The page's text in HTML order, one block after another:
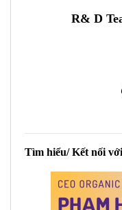
R& D
Tìm hiểu/ Kết nối